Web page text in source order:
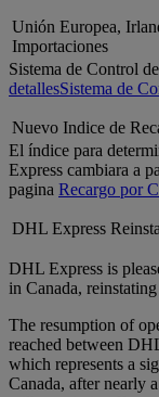
Unión Europea,
Importaciones
Sistema de Control
detallesSistema de
Nuevo Indice de
El índice para
Express cambiara a
pagina Recargo por
DHL Express
DHL Express is
in Canada,
The resumption of
reached between
which represents a
Canada, after nearly